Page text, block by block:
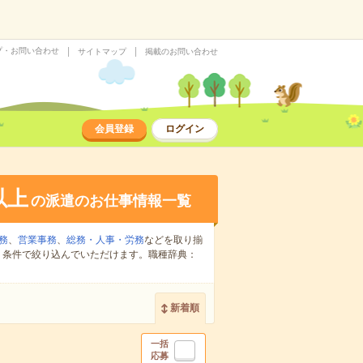
・お問い合わせ サイトマップ 掲載のお問い合わせ
会員登録 ログイン
上の派遣のお仕事情報一覧
、 営業事務、 総務・人事・労務などを取り揃
件で絞り込んでいただけます。職種辞典：
新着順
一括
応募